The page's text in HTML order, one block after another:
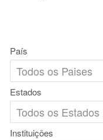
País
Estados
Instituições